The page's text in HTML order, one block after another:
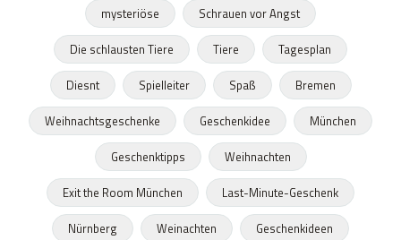
mysteriöse
Schrauen vor Angst
Die schlausten Tiere
Tiere
Tagesplan
Diesnt
Spielleiter Spaß
Bremen
Weihnachtsgeschenke
Geschenkidee
München
Geschenktipps
Weihnachten
Exit the Room München
Last-Minute-Geschenk
Nürnberg
Weinachten
Geschenkideen